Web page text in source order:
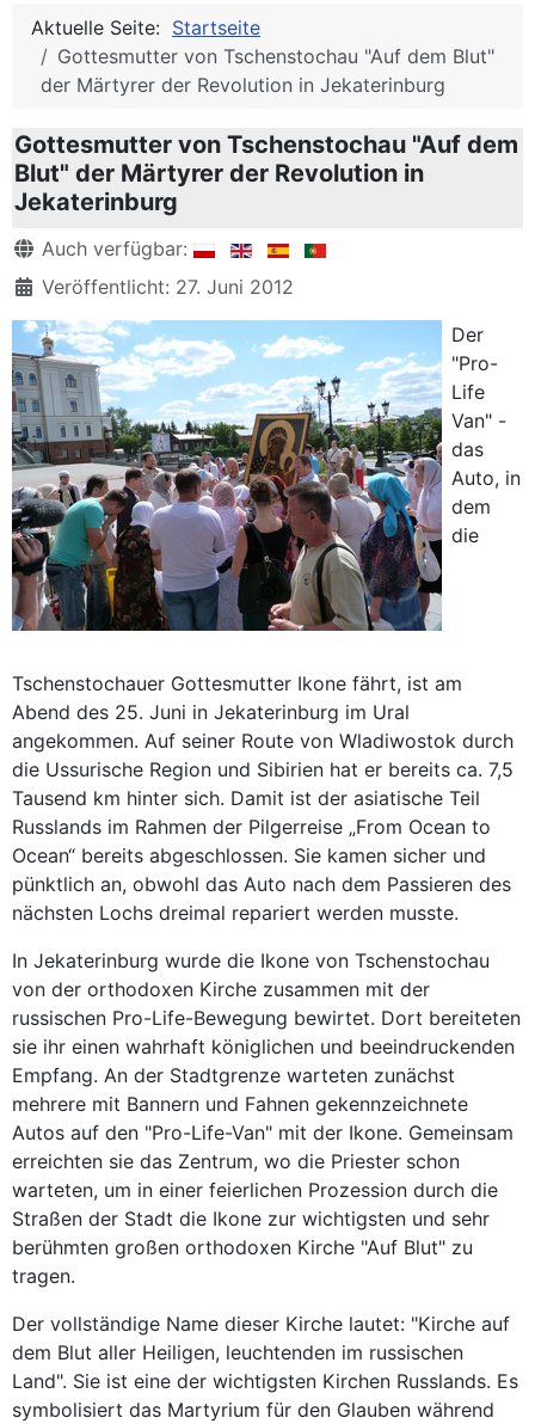
Aktuelle Seite: Startseite
Gottesmutter von Tschenstochau "Auf dem Blut"
der Märtyrer der Revolution in Jekaterinburg
Gottesmutter von Tschenstochau "Auf dem
Blut" der Märtyrer der Revolution in
Jekaterinburg
DetailsAuch verfügbar:
Veröffentlicht: 27. Juni 2012
Der
"Pro-
Life
Van" -
das
Auto, in
dem
die
Tschenstochauer Gottesmutter Ikone fährt, ist am
Abend des 25. Juni in Jekaterinburg im Ural
angekommen. Auf seiner Route von Wladiwostok durch
die Ussurische Region und Sibirien hat er bereits ca. 7,5
Tausend km hinter sich. Damit ist der asiatische Teil
Russlands im Rahmen der Pilgerreise „From Ocean to
Ocean“ bereits abgeschlossen. Sie kamen sicher und
pünktlich an, obwohl das Auto nach dem Passieren des
nächsten Lochs dreimal repariert werden musste.
In Jekaterinburg wurde die Ikone von Tschenstochau
von der orthodoxen Kirche zusammen mit der
russischen Pro-Life-Bewegung bewirtet. Dort bereiteten
sie ihr einen wahrhaft königlichen und beeindruckenden
Empfang. An der Stadtgrenze warteten zunächst
mehrere mit Bannern und Fahnen gekennzeichnete
Autos auf den "Pro-Life-Van" mit der Ikone. Gemeinsam
erreichten sie das Zentrum, wo die Priester schon
warteten, um in einer feierlichen Prozession durch die
Straßen der Stadt die Ikone zur wichtigsten und sehr
berühmten großen orthodoxen Kirche "Auf Blut" zu
tragen.
Der vollständige Name dieser Kirche lautet: "Kirche auf
dem Blut aller Heiligen, leuchtenden im russischen
Land". Sie ist eine der wichtigsten Kirchen Russlands. Es
symbolisiert das Martyrium für den Glauben während